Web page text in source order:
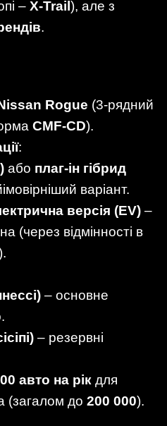
– X-Trail ), але з
.
Rogue (3-рядний
CMF-CD).
:
або плаг-ін гібрид
варіант.
версія (EV) –
(через відмінності в
– основне
– резервні
авто на рік для
(загалом до 200 000).